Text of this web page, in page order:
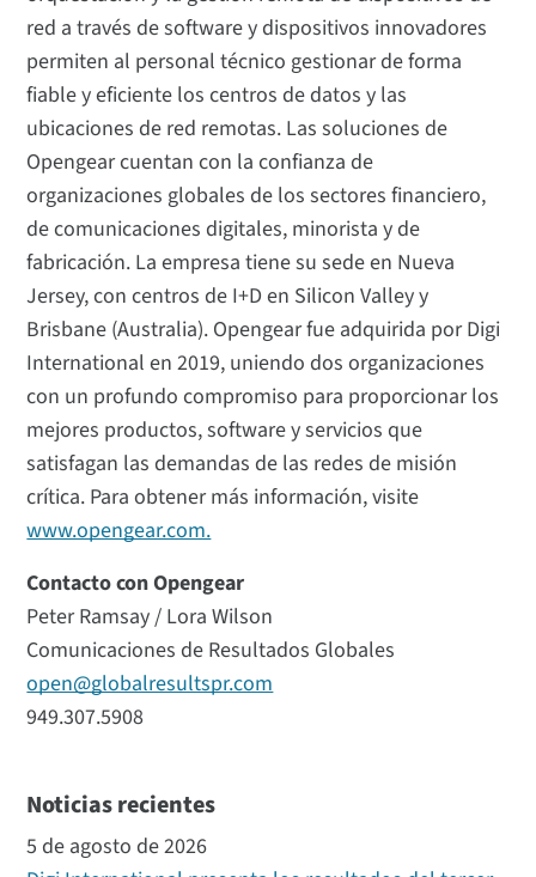
red a través de software y dispositivos innovadores
permiten al personal técnico gestionar de forma
fiable y eficiente los centros de datos y las
ubicaciones de red remotas. Las soluciones de
Opengear cuentan con la confianza de
organizaciones globales de los sectores financiero,
de comunicaciones digitales, minorista y de
fabricación. La empresa tiene su sede en Nueva
Jersey, con centros de I+D en Silicon Valley y
Brisbane (Australia). Opengear fue adquirida por Digi
International en 2019, uniendo dos organizaciones
con un profundo compromiso para proporcionar los
mejores productos, software y servicios que
satisfagan las demandas de las redes de misión
crítica. Para obtener más información, visite
www.opengear.com.
Contacto con Opengear
Peter Ramsay / Lora Wilson
Comunicaciones de Resultados Globales
open@globalresultspr.com
949.307.5908
Noticias recientes
5 de agosto de 2026